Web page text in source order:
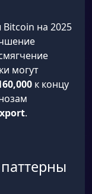
на 2025
могут
к концу
.